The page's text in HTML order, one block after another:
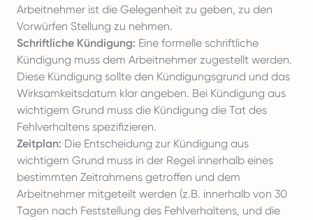
Arbeitnehmer ist die Gelegenheit zu geben, zu den
Vorwürfen Stellung zu nehmen.
Schriftliche Kündigung: Eine formelle schriftliche
Kündigung muss dem Arbeitnehmer zugestellt werden.
Diese Kündigung sollte den Kündigungsgrund und das
Wirksamkeitsdatum klar angeben. Bei Kündigung aus
wichtigem Grund muss die Kündigung die Tat des
Fehlverhaltens spezifizieren.
Zeitplan: Die Entscheidung zur Kündigung aus
wichtigem Grund muss in der Regel innerhalb eines
bestimmten Zeitrahmens getroffen und dem
Arbeitnehmer mitgeteilt werden (z.B. innerhalb von 30
Tagen nach Feststellung des Fehlverhaltens, und die